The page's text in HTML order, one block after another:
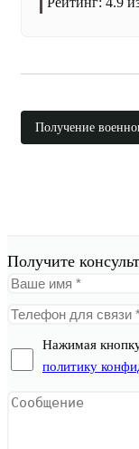
Получение
Получите
Нажимая
политику